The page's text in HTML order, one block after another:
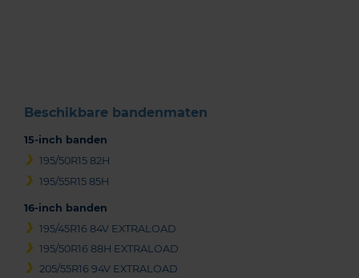
Beschikbare bandenmaten
15-inch banden
195/50R15 82H
195/55R15 85H
16-inch banden
195/45R16 84V EXTRALOAD
195/50R16 88H EXTRALOAD
205/55R16 94V EXTRALOAD